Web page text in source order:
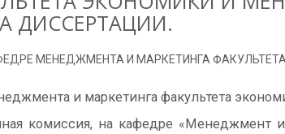
ДИССЕРТАЦИИ.
МЕНЕДЖМЕНТА И МАРКЕТИНГА
и маркетинга факультета
комиссия, на кафедре